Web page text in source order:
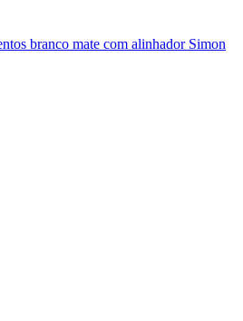
branco mate com alinhador Simon